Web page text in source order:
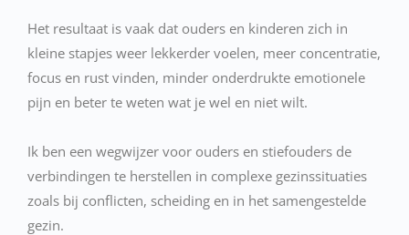
Het resultaat is vaak dat ouders en kinderen zich in
kleine stapjes weer lekkerder voelen, meer concentratie,
focus en rust vinden, minder onderdrukte emotionele
pijn en beter te weten wat je wel en niet wilt.
Ik ben een wegwijzer voor ouders en stiefouders de
verbindingen te herstellen in complexe gezinssituaties
zoals bij conflicten, scheiding en in het samengestelde
gezin.